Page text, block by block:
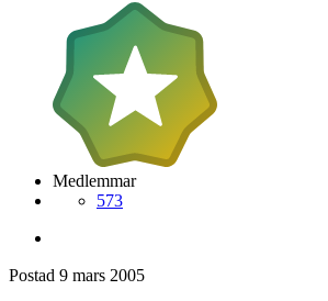
Medlemmar
573
Postad 9 mars 2005